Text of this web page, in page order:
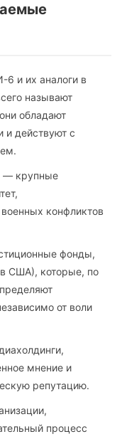
и их аналоги в
называют
обладают
и действуют с
— крупные
конфликтов
фонды,
США), которые, по
от воли
мнение и
репутацию.
процесс